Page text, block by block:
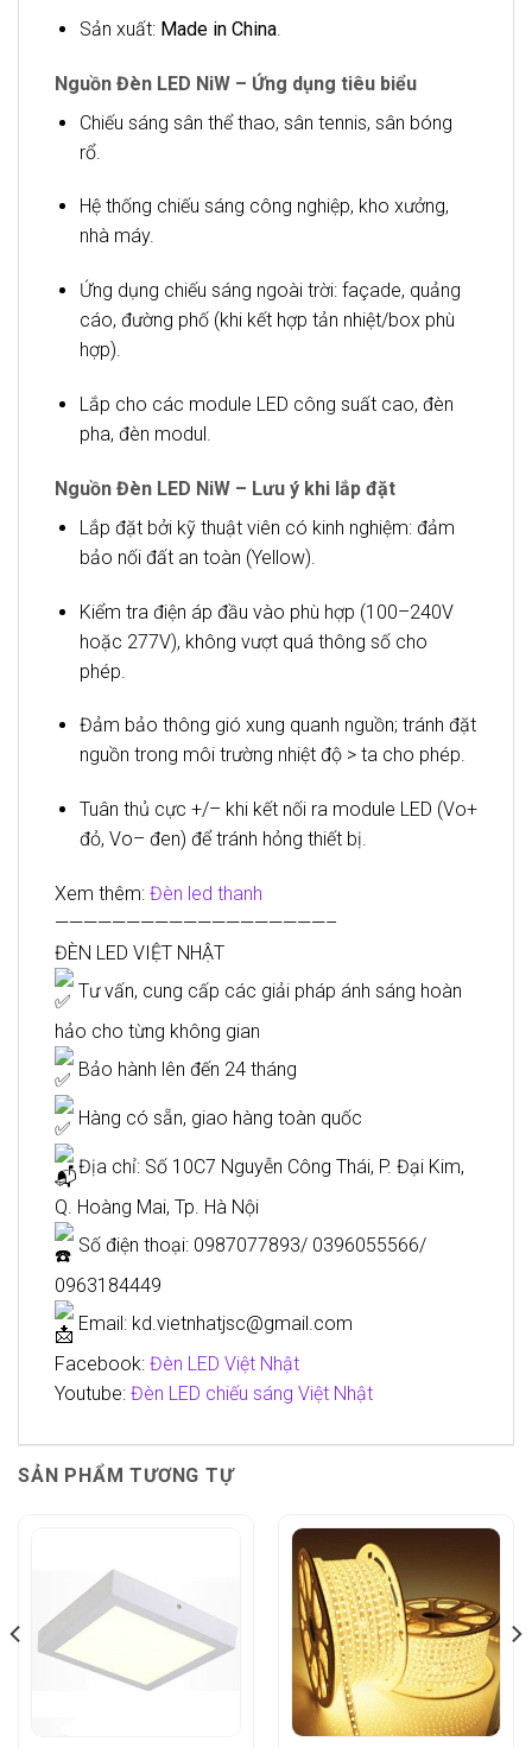
Sản xuất: Made in China.
Nguồn Đèn LED NiW – Ứng dụng tiêu biểu
Chiếu sáng sân thể thao, sân tennis, sân bóng
rổ.
Hệ thống chiếu sáng công nghiệp, kho xưởng,
nhà máy.
Ứng dụng chiếu sáng ngoài trời: façade, quảng
cáo, đường phố (khi kết hợp tản nhiệt/box phù
hợp).
Lắp cho các module LED công suất cao, đèn
pha, đèn modul.
Nguồn Đèn LED NiW – Lưu ý khi lắp đặt
Lắp đặt bởi kỹ thuật viên có kinh nghiệm: đảm
bảo nối đất an toàn (Yellow).
Kiểm tra điện áp đầu vào phù hợp (100–240V
hoặc 277V), không vượt quá thông số cho
phép.
Đảm bảo thông gió xung quanh nguồn; tránh đặt
nguồn trong môi trường nhiệt độ > ta cho phép.
Tuân thủ cực +/– khi kết nối ra module LED (Vo+
đỏ, Vo– đen) để tránh hỏng thiết bị.
Xem thêm: Đèn led thanh
———————————————————–
ĐÈN LED VIỆT NHẬT
Tư vấn, cung cấp các giải pháp ánh sáng hoàn
hảo cho từng không gian
Bảo hành lên đến 24 tháng
Hàng có sẵn, giao hàng toàn quốc
Địa chỉ: Số 10C7 Nguyễn Công Thái, P. Đại Kim,
Q. Hoàng Mai, Tp. Hà Nội
Số điện thoại: 0987077893/ 0396055566/
0963184449
Email: kd.vietnhatjsc@gmail.com
Facebook: Đèn LED Việt Nhật
Youtube: Đèn LED chiếu sáng Việt Nhật
SẢN PHẨM TƯƠNG TỰ